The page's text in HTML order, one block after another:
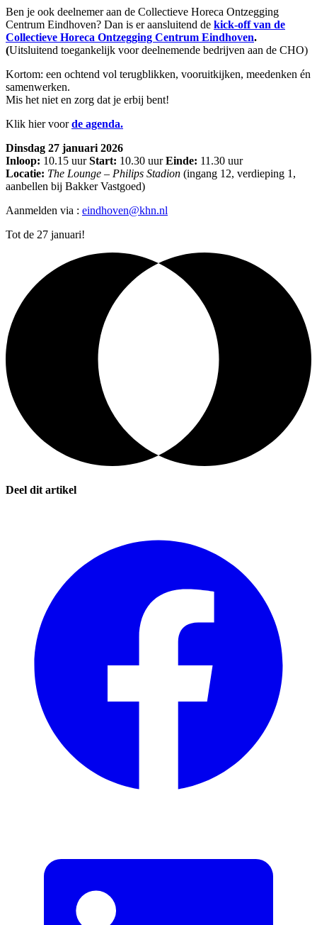
Ben je ook deelnemer aan de Collectieve Horeca Ontzegging
Centrum Eindhoven? Dan is er aansluitend de kick-off van de
Collectieve Horeca Ontzegging Centrum Eindhoven.
(Uitsluitend toegankelijk voor deelnemende bedrijven aan de CHO)
Kortom: een ochtend vol terugblikken, vooruitkijken, meedenken én
samenwerken.
Mis het niet en zorg dat je erbij bent!
Klik hier voorde agenda.
Dinsdag 27 januari 2026
Inloop: 10.15 uurStart: 10.30 uurEinde: 11.30 uur
Locatie: The Lounge – Philips Stadion (ingang 12, verdieping 1,
aanbellen bij Bakker Vastgoed)
Aanmelden via : eindhoven@khn.nl
Tot de 27 januari!
Deel dit artikel